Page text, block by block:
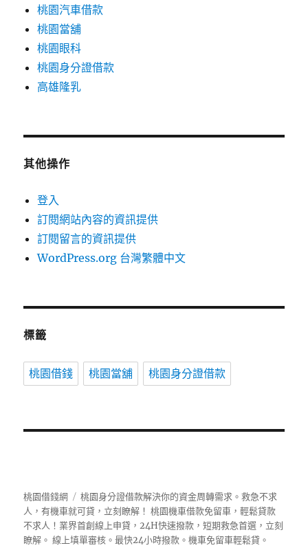
桃園汽車借款
桃園當舖
桃園眼科
桃園身分證借款
高雄隆乳
其他操作
登入
訂閱網站內容的資訊提供
訂閱留言的資訊提供
WordPress.org 台灣繁體中文
標籤
桃園借錢 桃園當舖 桃園身分證借款
桃園借錢網
桃園身分證借款解決你的資金周轉需求。救急不求
人，有機車就可貸，立刻瞭解！ 桃園機車借款免留車，輕鬆貸款
不求人！業界首創線上申貸，24H快速撥款，短期救急首選，立刻
瞭解。 線上填單審核。最快24小時撥款。機車免留車輕鬆貸。